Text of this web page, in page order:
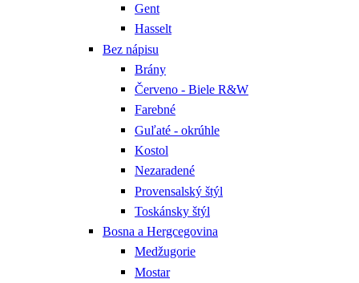
Gent
Hasselt
Bez nápisu
Brány
Červeno - Biele R&W
Farebné
Guľaté - okrúhle
Kostol
Nezaradené
Provensalský štýl
Toskánsky štýl
Bosna a Hergcegovina
Medžugorie
Mostar